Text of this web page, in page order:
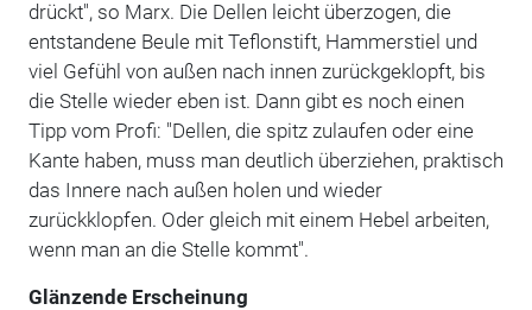
drückt", so Marx. Die Dellen leicht überzogen, die
entstandene Beule mit Teflonstift, Hammerstiel und
viel Gefühl von außen nach innen zurückgeklopft, bis
die Stelle wieder eben ist. Dann gibt es noch einen
Tipp vom Profi: "Dellen, die spitz zulaufen oder eine
Kante haben, muss man deutlich überziehen, praktisch
das Innere nach außen holen und wieder
zurückklopfen. Oder gleich mit einem Hebel arbeiten,
wenn man an die Stelle kommt".
Glänzende Erscheinung